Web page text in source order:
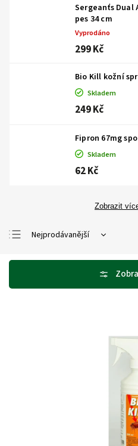
Sergeanťs Dual
pes 34 cm
Vyprodáno
299 Kč
Bio Kill kožní
Skladem
249 Kč
Fipron 67mg
Skladem
62 Kč
Zobrazit
Nejprodávanější
Abecedně